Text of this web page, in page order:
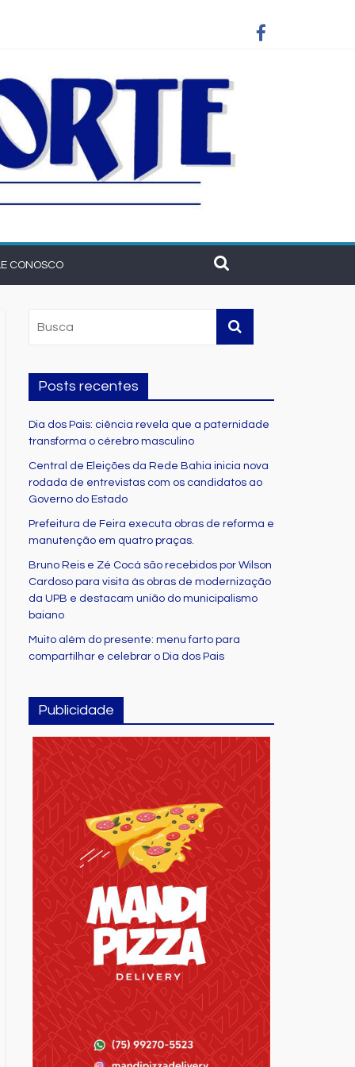
união do municipalismo baiano
CONOSCO
Posts recentes
Dia dos Pais: ciência revela que a paternidade
transforma o cérebro masculino
Central de Eleições da Rede Bahia inicia nova
rodada de entrevistas com os candidatos ao
Governo do Estado
Prefeitura de Feira executa obras de reforma e
manutenção em quatro praças.
Bruno Reis e Zé Cocá são recebidos por Wilson
Cardoso para visita às obras de modernização
da UPB e destacam união do municipalismo
baiano
Muito além do presente: menu farto para
compartilhar e celebrar o Dia dos Pais
Publicidade